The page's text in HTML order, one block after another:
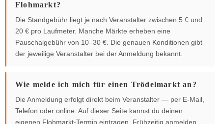
Flohmarkt?
Die Standgebühr liegt je nach Veranstalter zwischen 5 € und
20 € pro Laufmeter. Manche Märkte erheben eine
Pauschalgebühr von 10–30 €. Die genauen Konditionen gibt
der jeweilige Veranstalter bei der Anmeldung bekannt.
Wie melde ich mich für einen Trödelmarkt an?
Die Anmeldung erfolgt direkt beim Veranstalter — per E-Mail,
Telefon oder online. Auf dieser Seite kannst du deinen
eigenen Flohmarkt-Termin eintragen. Frühzeitig anmelden